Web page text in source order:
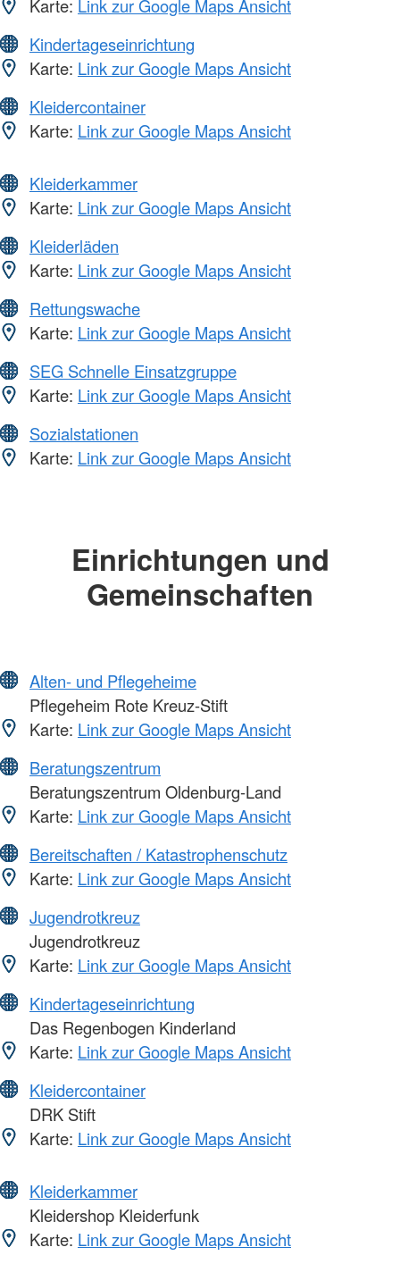
Karte: Link zur Google Maps Ansicht
Kindertageseinrichtung
Karte: Link zur Google Maps Ansicht
Kleidercontainer
Karte: Link zur Google Maps Ansicht
Kleiderkammer
Karte: Link zur Google Maps Ansicht
Kleiderläden
Karte: Link zur Google Maps Ansicht
Rettungswache
Karte: Link zur Google Maps Ansicht
SEG Schnelle Einsatzgruppe
Karte: Link zur Google Maps Ansicht
Sozialstationen
Karte: Link zur Google Maps Ansicht
Einrichtungen und
Gemeinschaften
Alten- und Pflegeheime
Pflegeheim Rote Kreuz-Stift
Karte: Link zur Google Maps Ansicht
Beratungszentrum
Beratungszentrum Oldenburg-Land
Karte: Link zur Google Maps Ansicht
Bereitschaften / Katastrophenschutz
Karte: Link zur Google Maps Ansicht
Jugendrotkreuz
Jugendrotkreuz
Karte: Link zur Google Maps Ansicht
Kindertageseinrichtung
Das Regenbogen Kinderland
Karte: Link zur Google Maps Ansicht
Kleidercontainer
DRK Stift
Karte: Link zur Google Maps Ansicht
Kleiderkammer
Kleidershop Kleiderfunk
Karte: Link zur Google Maps Ansicht